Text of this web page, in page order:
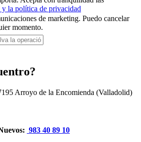
la política de privacidad
de marketing. Puedo cancelar
momento.
Arroyo de la Encomienda (Valladolid)
983 40 89 10